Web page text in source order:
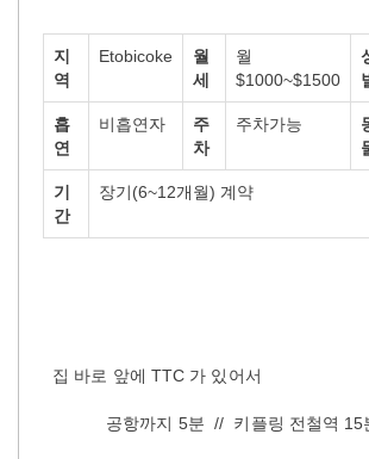
지
역
Etobicoke
월
세
월
$1000~$1500
흡
연
비흡연자
주
차
주차가능
기
간
장기(6~12개월) 계약
집 바로 앞에 TTC 가 있어서
공항까지 5분 // 키플링 전철역 15